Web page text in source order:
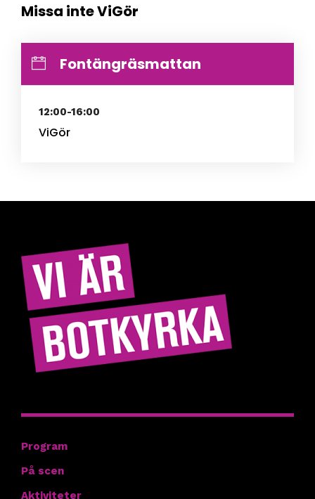
Missa inte ViGör
Fontängräsmattan
12:00-16:00
ViGör
Program
På scen
Aktiviteter